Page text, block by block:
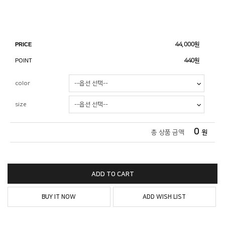
PRICE 44,000원
POINT 440원
color
size
총 상품 금액 0 원
ADD TO CART
BUY IT NOW ADD WISH LIST